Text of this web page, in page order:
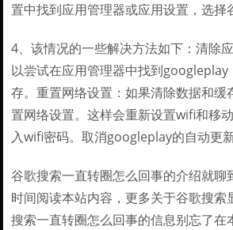
置中找到应用管理器或应用设置，选择
4、该情况的一些解决方法如下：清除
以尝试在应用管理器中找到googleplay
存。重置网络设置：如果清除数据和缓
置网络设置。这样会重新设置wifi和移
入wifi密码。取消googleplay的自动更新
谷歌搜索一直转圈怎么回事的介绍就聊
时间阅读本站内容，更多关于谷歌搜索
搜索一直转圈怎么回事的信息别忘了在